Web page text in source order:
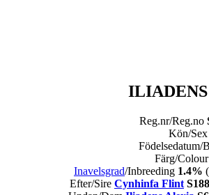
Reg.nr/Reg.no
Kön/Sex
Födelsedatum/
Färg/Colour
Inavelsgrad/Inbreeding 1.4%
Efter/Sire Cynhinfa Flint